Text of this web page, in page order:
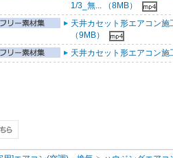
1/3_無... （8MB）
天井カセット形エアコン
（9MB）
天井カセット形エアコン